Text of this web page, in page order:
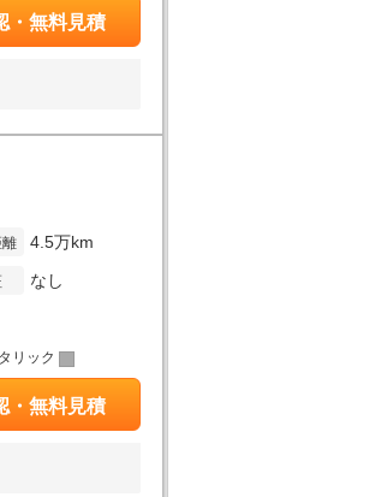
・無料見積
離 4.5万km
なし
リック
・無料見積